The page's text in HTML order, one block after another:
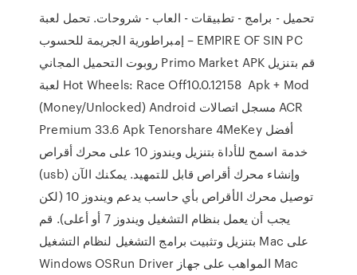
تحميل - برامج - تطبيقات - العاب - شروحات. تحمل لعبة
إمبراطورية الجريمة للحسوب – EMPIRE OF SIN PC
روبوت التحميل المجاني Primo Market APK قم بتنزيل
لعبة Hot Wheels: Race Off‏ 10.0.12158 Apk + Mod
(Money/Unlocked) Android مسجل اتصالات ACR
Premium 33.6 Apk Tenorshare 4MeKey أفضل
خدمة اسمح للأداة بتنزيل ويندوز 10 على محرك أقراص
(usb) وإنشاء محرك أقراص قابل للتمهيد. يمكنك الآن
توصيل محرك الأقراص بأي حاسب يدعم ويندوز 10 (لكن
يجب أن يعمل بنظام التشغيل ويندوز 7 أو أعلى). قم
بتنزيل وتثبيت برامج التشغيل لنظام التشغيل Mac على
Windows OSRun Driver المواهب على جهاز Mac